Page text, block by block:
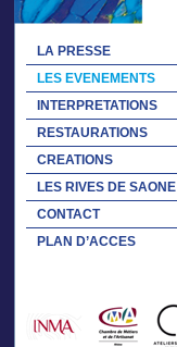
LA PRESSE
LES EVENEMENTS
INTERPRETATIONS
RESTAURATIONS
CREATIONS
LES RIVES DE SAONE
CONTACT
PLAN D’ACCES